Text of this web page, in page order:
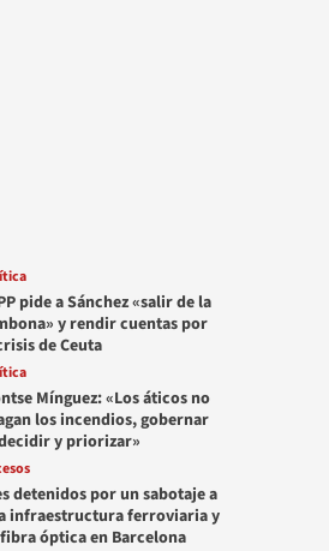
pide a Sánchez «salir de la
y rendir cuentas por
de Ceuta
Mínguez: «Los áticos no
los incendios, gobernar
y priorizar»
detenidos por un sabotaje a
infraestructura ferroviaria y
óptica en Barcelona